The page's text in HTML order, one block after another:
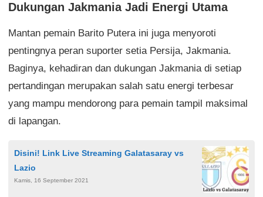
Dukungan Jakmania Jadi Energi Utama
Mantan pemain Barito Putera ini juga menyoroti
pentingnya peran suporter setia Persija, Jakmania.
Baginya, kehadiran dan dukungan Jakmania di setiap
pertandingan merupakan salah satu energi terbesar
yang mampu mendorong para pemain tampil maksimal
di lapangan.
Disini! Link Live Streaming Galatasaray vs
Lazio
Kamis, 16 September 2021